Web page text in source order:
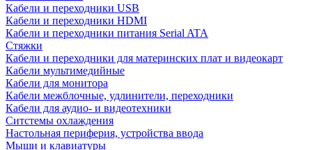
Кабели и переходники USB
Кабели и переходники HDMI
Кабели и переходники питания Serial ATA
Стяжки
Кабели и переходники для материнских плат и видеокарт
Кабели мультимедийные
Кабели для монитора
Кабели межблочные, удлинители, переходники
Кабели для аудио- и видеотехники
Ситстемы охлаждения
Настольная периферия, устройства ввода
Мыши и клавиатуры